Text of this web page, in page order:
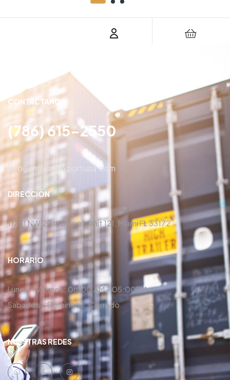
CONTÁCTANOS
(786) 615-2550
info@maxcarexportusa.com
DIRECCIÓN
11251 NW 20th Street, Unit 121, Miami FL 33172
HORARIO
Lunes – Viernes: 08:00 AM – 05:00PM
Sabados – Domingos: Cerrado
NUESTRAS REDES